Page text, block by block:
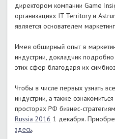
директором компании Game
организациях IT Territory и
является основателем
Имея обширный опыт в
индустрии, докладчик
этих сфер благодаря их
Чтобы в числе первых узнать
индустрии, а также
просторах РФ бизнес-
Russia 2016 1 декабря.
здесь.